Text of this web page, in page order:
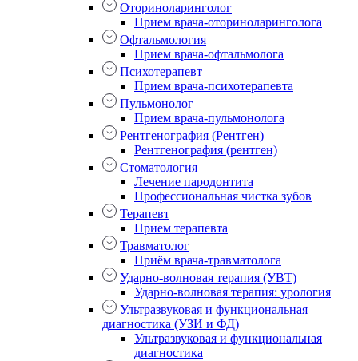
Оториноларинголог
Прием врача-оториноларинголога
Офтальмология
Прием врача-офтальмолога
Психотерапевт
Прием врача-психотерапевта
Пульмонолог
Прием врача-пульмонолога
Рентгенография (Рентген)
Рентгенография (рентген)
Стоматология
Лечение пародонтита
Профессиональная чистка зубов
Терапевт
Прием терапевта
Травматолог
Приём врача-травматолога
Ударно-волновая терапия (УВТ)
Ударно-волновая терапия: урология
Ультразвуковая и функциональная
диагностика (УЗИ и ФД)
Ультразвуковая и функциональная
диагностика